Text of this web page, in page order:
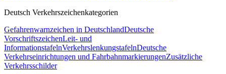
Deutsch Verkehrszeichenkategorien
Gefahrenwarnzeichen in DeutschlandDeutsche
VorschriftszeichenLeit- und
InformationstafelnVerkehrslenkungstafelnDeutsche
Verkehrseinrichtungen und FahrbahnmarkierungenZusätzliche
Verkehrsschilder